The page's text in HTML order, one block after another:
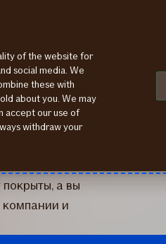
могут
Мы
к
а вы
и
of the website for
social media. We
these with
about you. We may
accept our use of
withdraw your